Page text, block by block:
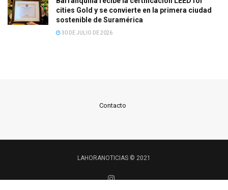
cities Gold y se convierte en la primera ciudad
sostenible de Suramérica
30 DE JULIO DE 2026
Contacto
LAHORANOTICIAS © 2021